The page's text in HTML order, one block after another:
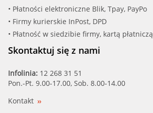
• Płatności elektroniczne Blik, Tpay, PayPo
• Firmy kurierskie InPost, DPD
• Płatność w siedzibie firmy, kartą płatniczą
Skontaktuj się z nami
Infolinia: 12 268 31 51
Pon.-Pt. 9.00-17.00, Sob. 8.00-14.00
Kontakt